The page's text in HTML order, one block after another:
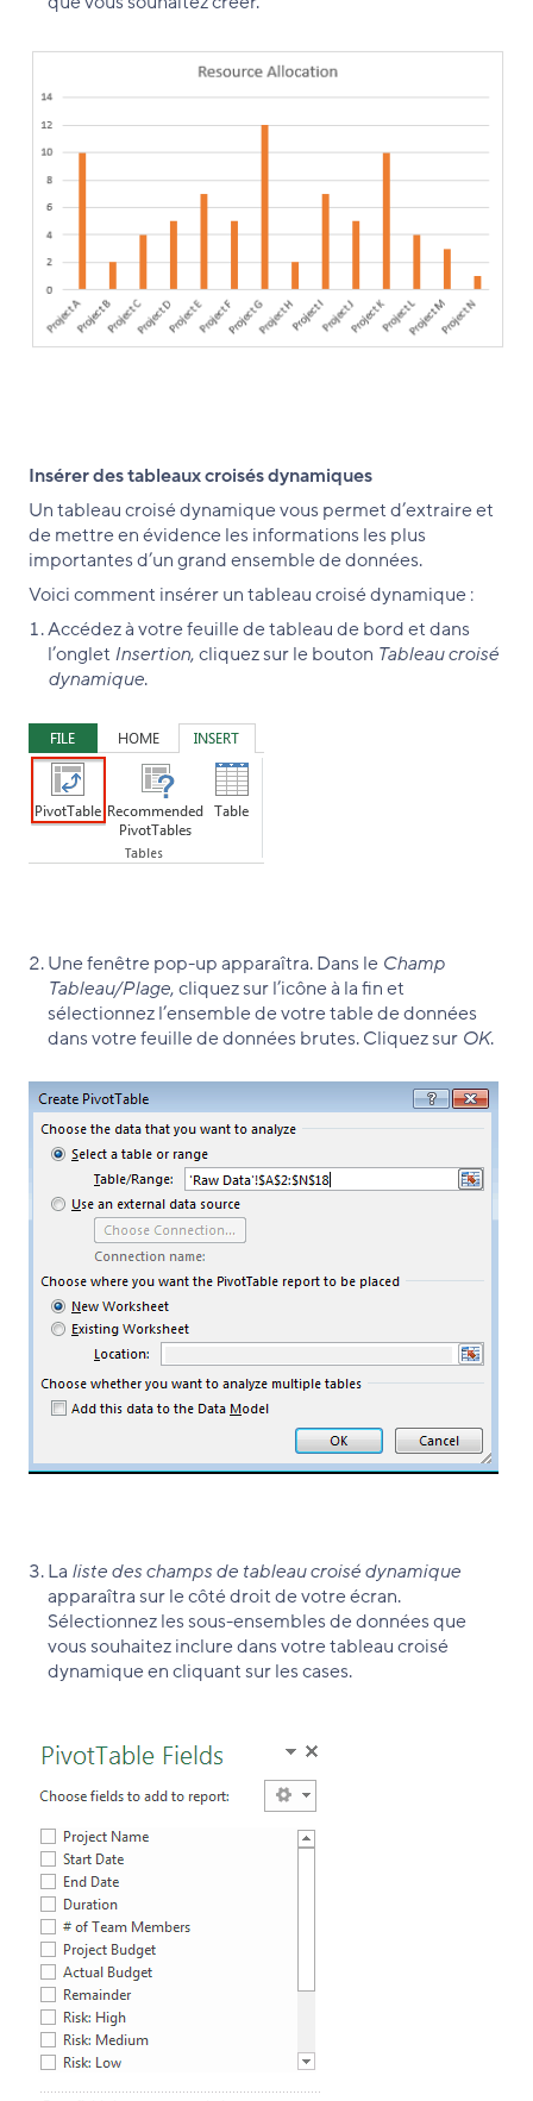
Insérer des tableaux croisés dynamiques
Un tableau croisé dynamique vous permet d’extraire et
de mettre en évidence les informations les plus
importantes d’un grand ensemble de données.
Voici comment insérer un tableau croisé dynamique :
Accédez à votre feuille de tableau de bord et dans
l’onglet Insertion, cliquez sur le bouton Tableau croisé
dynamique.
Une fenêtre pop-up apparaîtra. Dans le Champ
Tableau/Plage, cliquez sur l’icône à la fin et
sélectionnez l’ensemble de votre table de données
dans votre feuille de données brutes. Cliquez sur OK.
La liste des champs de tableau croisé dynamique
apparaîtra sur le côté droit de votre écran.
Sélectionnez les sous-ensembles de données que
vous souhaitez inclure dans votre tableau croisé
dynamique en cliquant sur les cases.